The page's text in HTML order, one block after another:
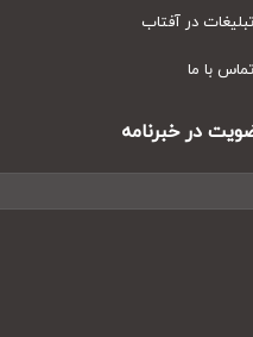
در آفتاب
با ما
در خبرنامه